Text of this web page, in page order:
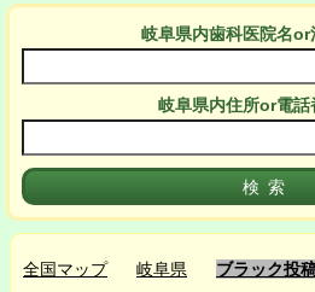
岐阜県内歯科医院名or
岐阜県内住所or電話
全国マップ 岐阜県 ブラック投